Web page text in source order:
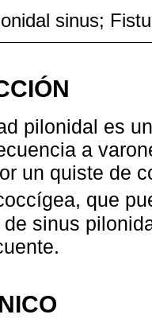
sinus;
pilonidal es
a
un quiste de
que
sinus